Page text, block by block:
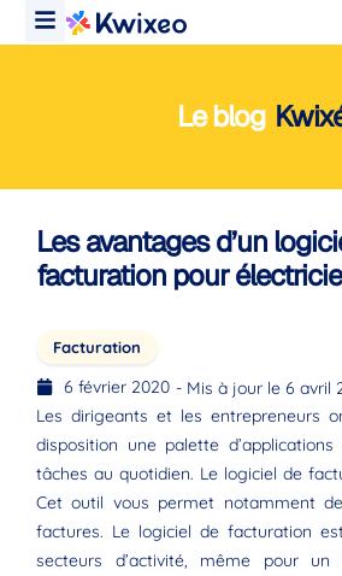
Le blog
Les avantages d’un
facturation pour
Facturation
6 février 2020 - Mis à jour le 6 avril
Les dirigeants et les entrepreneurs
disposition une palette
tâches au quotidien. Le logiciel de
Cet outil vous permet notamment
factures. Le logiciel de facturation
secteurs d’activité, même pour un